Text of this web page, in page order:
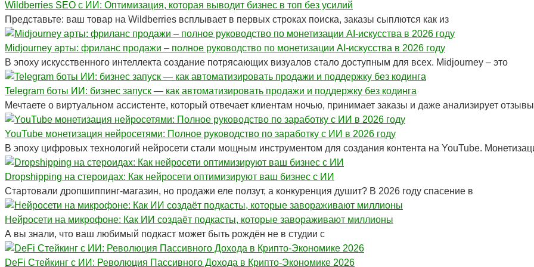
Wildberries SEO с ИИ: Оптимизация, которая выводит бизнес в топ без усилий
Представьте: ваш товар на Wildberries всплывает в первых строках поиска, заказы сыплются как из
Midjourney арты: фриланс продажи – полное руководство по монетизации AI-искусства в 2026 году
В эпоху искусственного интеллекта создание потрясающих визуалов стало доступным для всех. Midjourney – это
Telegram боты ИИ: бизнес запуск — как автоматизировать продажи и поддержку без кодинга
Мечтаете о виртуальном ассистенте, который отвечает клиентам ночью, принимает заказы и даже анализирует
YouTube монетизация нейросетями: Полное руководство по заработку с ИИ в 2026 году
В эпоху цифровых технологий нейросети стали мощным инструментом для создания контента на YouTube.
Dropshipping на стероидах: Как нейросети оптимизируют ваш бизнес с ИИ
Стартовали дропшиппинг-магазин, но продажи еле ползут, а конкуренция душит? В 2026 году спасение в
Нейросети на микрофоне: Как ИИ создаёт подкасты, которые завораживают миллионы
А вы знали, что ваш любимый подкаст может быть рождён не в студии с
DeFi Стейкинг с ИИ: Революция Пассивного Дохода в Крипто-Экономике 2026